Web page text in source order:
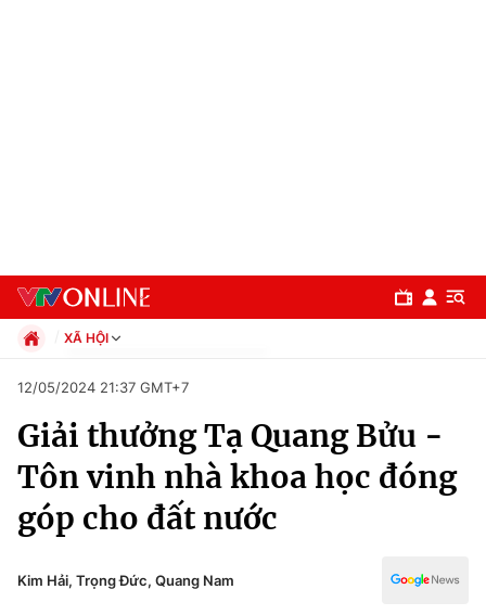
Chuyên mục
Chính trị
XÃ HỘI
Xã hội
Pháp luật
Thể thao
Truyền hình
Đời sống
12/05/2024 21:37 GMT+7
Giải thưởng Tạ Quang Bửu -
Tôn vinh nhà khoa học đóng
góp cho đất nước
Kim Hải, Trọng Đức, Quang Nam